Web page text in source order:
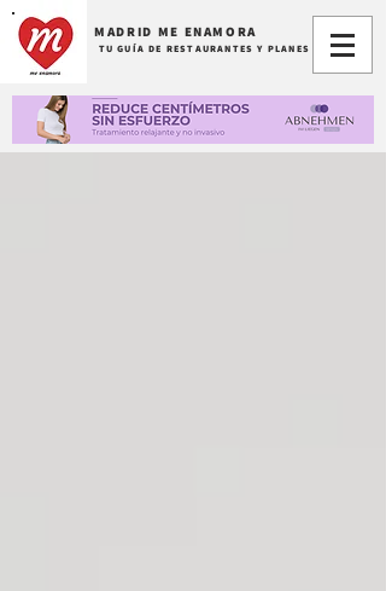
MADRID ME ENAMORA
TU GUÍA DE RESTAURANTES Y PLANES